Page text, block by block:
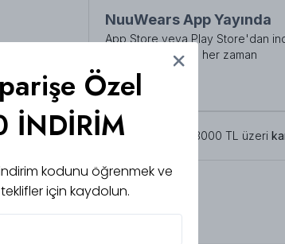
NuuWears App Yayında
App Store veya Play Store'dan
özel indirimlerden her zaman
faydalanabilirsiniz
Şimdi İndirin!
Tüm siparişlerde 3000 TL üzeri
Özel
İNDİRİM
indirim kodunu öğrenmek ve
için kaydolun.